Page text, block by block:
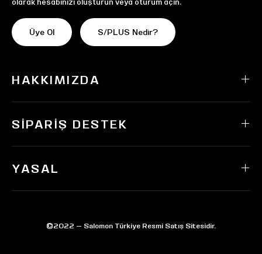
olarak hesabınızı oluşturun veya oturum açın.
Üye Ol S/PLUS Nedir?
HAKKIMIZDA
SIPARIŞ DESTEK
YASAL
©2022 — Salomon Türkiye Resmi Satış Sitesidir.